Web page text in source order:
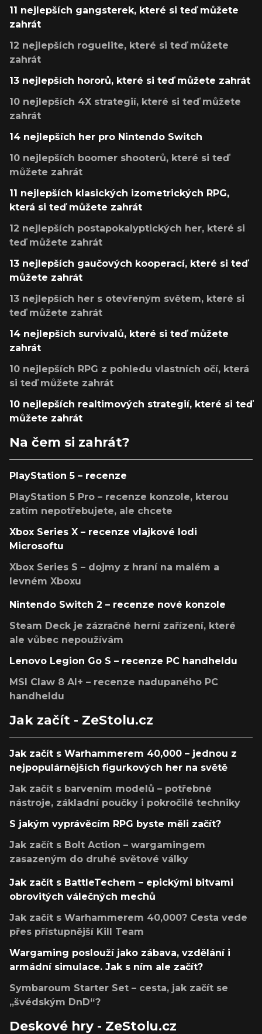
11 nejlepších gangsterek, které si teď můžete
zahrát
12 nejlepších roguelite, které si teď můžete
zahrát
13 nejlepších hororů, které si teď můžete zahrát
10 nejlepších 4X strategií, které si teď můžete
zahrát
14 nejlepších her pro Nintendo Switch
10 nejlepších boomer shooterů, které si teď
můžete zahrát
11 nejlepších klasických izometrických RPG,
která si teď můžete zahrát
12 nejlepších postapokalyptických her, které si
teď můžete zahrát
13 nejlepších gaučových kooperací, které si teď
můžete zahrát
13 nejlepších her s otevřeným světem, které si
teď můžete zahrát
14 nejlepších survivalů, které si teď můžete
zahrát
10 nejlepších RPG z pohledu vlastních očí, která
si teď můžete zahrát
10 nejlepších realtimových strategií, které si teď
můžete zahrát
Na čem si zahrát?
PlayStation 5 – recenze
PlayStation 5 Pro – recenze konzole, kterou
zatím nepotřebujete, ale chcete
Xbox Series X – recenze vlajkové lodi
Microsoftu
Xbox Series S – dojmy z hraní na malém a
levném Xboxu
Nintendo Switch 2 – recenze nové konzole
Steam Deck je zázračné herní zařízení, které
ale vůbec nepoužívám
Lenovo Legion Go S – recenze PC handheldu
MSI Claw 8 AI+ – recenze nadupaného PC
handheldu
Jak začít - ZeStolu.cz
Jak začít s Warhammerem 40,000 – jednou z
nejpopulárnějších figurkových her na světě
Jak začít s barvením modelů – potřebné
nástroje, základní poučky i pokročilé techniky
S jakým vyprávěcím RPG byste měli začít?
Jak začít s Bolt Action – wargamingem
zasazeným do druhé světové války
Jak začít s BattleTechem – epickými bitvami
obrovitých válečných mechů
Jak začít s Warhammerem 40,000? Cesta vede
přes přístupnější Kill Team
Wargaming poslouží jako zábava, vzdělání i
armádní simulace. Jak s ním ale začít?
Symbaroum Starter Set – cesta, jak začít se
„švédským DnD“?
Deskové hry - ZeStolu.cz